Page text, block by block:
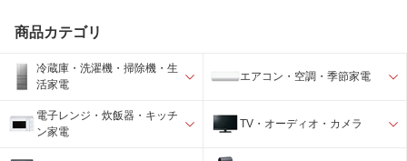
商品カテゴリ
冷蔵庫・洗濯機・掃除機・生
活家電
エアコン・空調・季節家電
電子レンジ・炊飯器・キッチ
ン家電
TV・オーディオ・カメラ